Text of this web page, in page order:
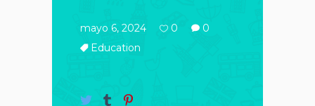
mayo 6, 2024 0
0
Education